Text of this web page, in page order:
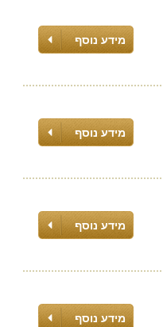
מידע נוסף
מידע נוסף
מידע נוסף
מידע נוסף